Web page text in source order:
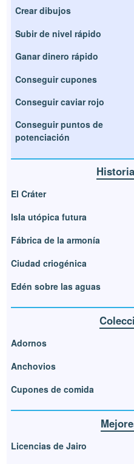
Crear dibujos
Subir de nivel rápido
Ganar dinero rápido
Conseguir cupones
Conseguir caviar rojo
Conseguir puntos de
potenciación
El Cráter
Isla utópica futura
Fábrica de la armonía
Ciudad criogénica
Edén sobre las aguas
Adornos
Anchovios
Cupones de comida
Licencias de Jairo